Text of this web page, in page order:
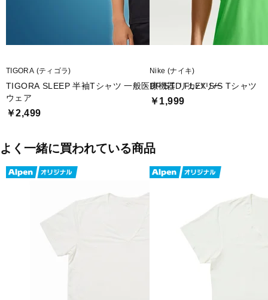
TIGORA (ティゴラ)
TIGORA SLEEP 半袖Tシャツ 一般医療機器 リカバリー
ウェア
￥2,499
Nike (ナイキ)
DF STD FLEX S/S Tシャツ
￥1,999
よく一緒に買われている商品